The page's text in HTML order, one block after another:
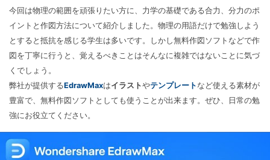
今回は物理の範囲を頑張りたい方に、力学の基礎である合力、分力のポ
イントと作図方法について紹介しました。物理の用語だけで勉強しよう
とすると抵抗を感じる学生は多いです。しかし無料作図ソフトなどで作
図を丁寧に行うと、覚えるべきことはそんなに複雑ではないことに気づ
くでしょう。
弊社が提供するEdrawMaxはイラストやテンプレート など使える素材が
豊富で、無料作図ソフトとしても使うことが出来ます。ぜひ、日常の勉
強にお役立てください。